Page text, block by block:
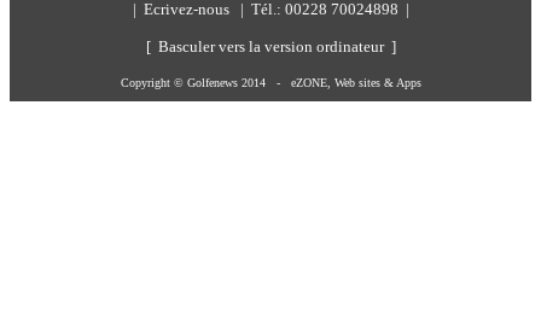
Ecrivez-nous | Tél.: 00228 70024898 |
[ Basculer vers la version ordinateur ]
Copyright © Golfenews 2014 - eZONE, Web sites & Apps